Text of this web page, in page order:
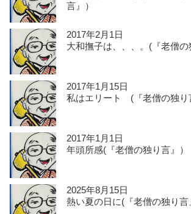
言』）
2017年2月1日
大和撫子は、、、。(『老僧の
2017年1月15日
私はエリート (『老僧の独り
2017年1月1日
年頭所感(『老僧の独り言』）
2025年8月15日
熱い夏の日に(『老僧の独り言